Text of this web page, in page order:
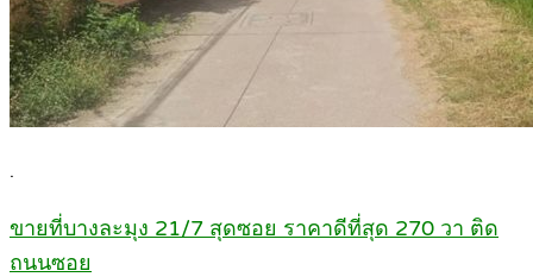
.
ขายที่บางละมุง 21/7 สุดซอย ราคาดีที่สุด 270 วา ติด
ถนนซอย